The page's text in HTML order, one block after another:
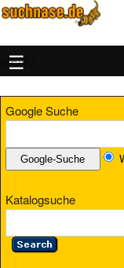
MENU
Google Suche
Katalogsuche